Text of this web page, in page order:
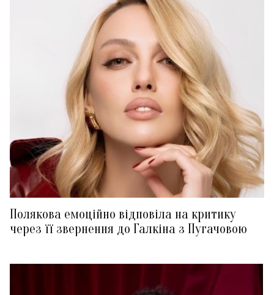
Полякова емоційно відповіла на критику
через її звернення до Галкіна з Пугачовою